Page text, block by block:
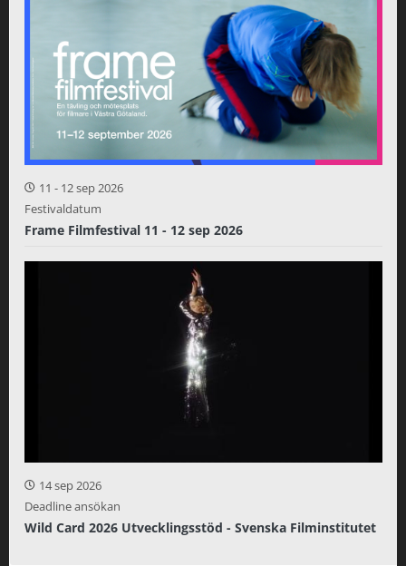
11 - 12 sep 2026
Festivaldatum
Frame Filmfestival 11 - 12 sep 2026
14 sep 2026
Deadline ansökan
Wild Card 2026 Utvecklingsstöd - Svenska Filminstitutet